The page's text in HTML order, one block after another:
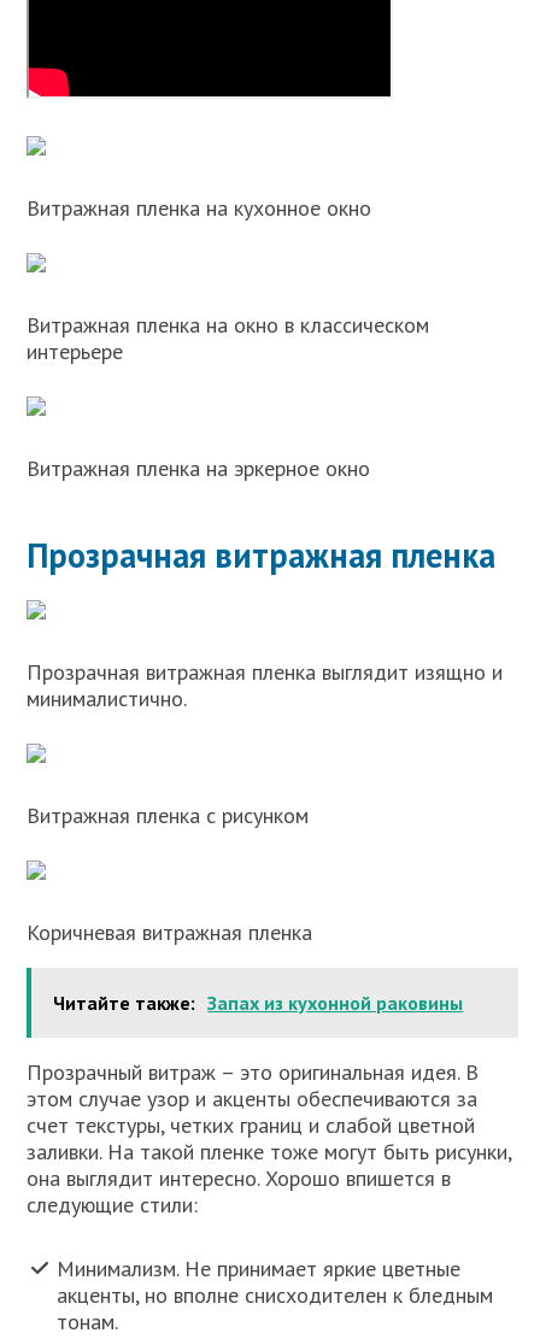
Витражная пленка на кухонное окно
Витражная пленка на окно в классическом
интерьере
Витражная пленка на эркерное окно
Прозрачная витражная пленка
Прозрачная витражная пленка выглядит изящно и
минималистично.
Витражная пленка с рисунком
Коричневая витражная пленка
Читайте также: Запах из кухонной раковины
Прозрачный витраж – это оригинальная идея. В
этом случае узор и акценты обеспечиваются за
счет текстуры, четких границ и слабой цветной
заливки. На такой пленке тоже могут быть рисунки,
она выглядит интересно. Хорошо впишется в
следующие стили:
Минимализм. Не принимает яркие цветные
акценты, но вполне снисходителен к бледным
тонам.